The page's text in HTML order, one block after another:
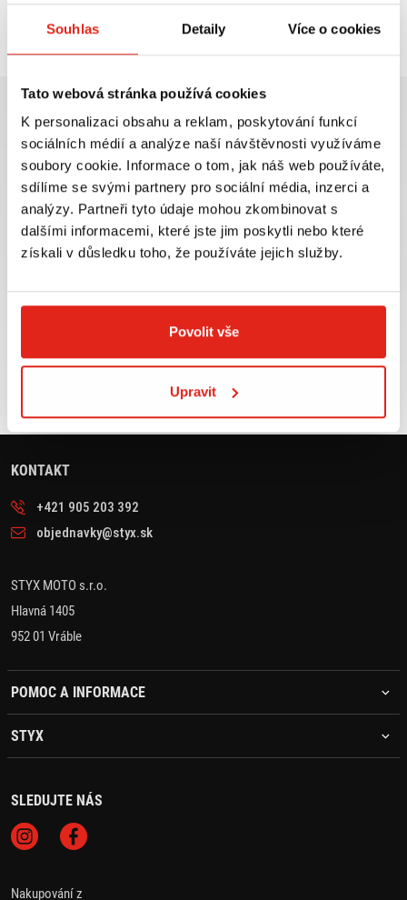
Souhlas Detaily Více o cookies
Tato webová stránka používá cookies
K personalizaci obsahu a reklam, poskytování funkcí
sociálních médií a analýze naší návštěvnosti využíváme
soubory cookie. Informace o tom, jak náš web používáte,
sdílíme se svými partnery pro sociální média, inzerci a
analýzy. Partneři tyto údaje mohou zkombinovat s
dalšími informacemi, které jste jim poskytli nebo které
získali v důsledku toho, že používáte jejich služby.
Povolit vše
Upravit
Největší výběr moto
příslušenství ihned k
odběru
VÍCE INFO
Doprava ZDARMA pro
objednávky nad 2499 kč v
rámci ČR
VÍCE INFO
expedujeme do 24 hod.
do 30 dnů
KONTAKT
+421 905 203 392
objednavky@styx.sk
STYX MOTO s.r.o.
Hlavná 1405
952 01 Vráble
POMOC A INFORMACE
STYX
SLEDUJTE NÁS
Nakupování z